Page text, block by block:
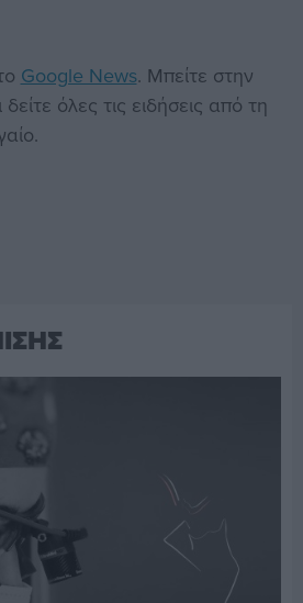
Google News. Μπείτε στην
όλες τις ειδήσεις από τη